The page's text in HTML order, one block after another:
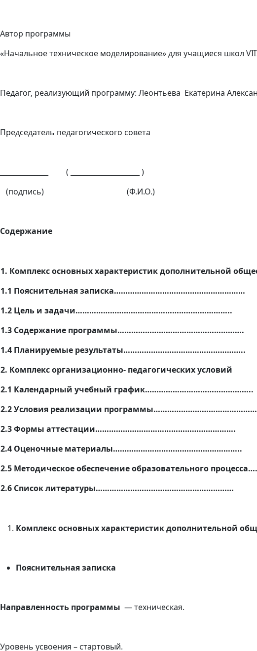
Автор программы
«Начальное техническое моделирование» для учащиеся школ
Педагог, реализующий программу: Леонтьева Екатерина
Председатель педагогического совета
______________ ( ____________________ )
(подпись) (Ф.И.О.)
Содержание
1. Комплекс основных характеристик дополнительной
1.1 Пояснительная записка…………………………………………………
1.2 Цель и задачи…………………………………………………………..
1.3 Содержание программы……………………………………………….
1.4 Планируемые результаты……………………………………………..
2. Комплекс организационно- педагогических условий
2.1 Календарный учебный график………………………………………..
2.2 Условия реализации
2.3 Формы аттестации…………………………………………………….
2.4 Оценочные материалы………………………………………………..
2.5 Методическое обеспечение образовательного
2.6 Список литературы……………………………………………………
Комплекс основных характеристик дополнительной
Пояснительная записка
Направленность программы — техническая.
Уровень усвоения – стартовый.